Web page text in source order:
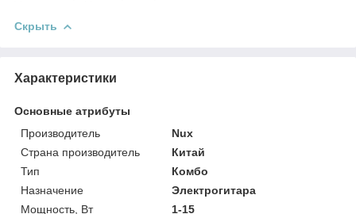
Скрыть
Характеристики
Основные атрибуты
Производитель
Nux
Страна производитель
Китай
Тип
Комбо
Назначение
Электрогитара
Мощность, Вт
1-15